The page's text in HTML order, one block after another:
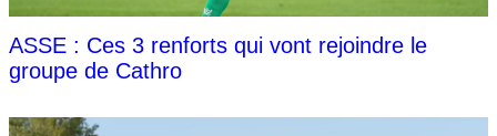
ASSE : Ces 3 renforts qui vont rejoindre le
groupe de Cathro